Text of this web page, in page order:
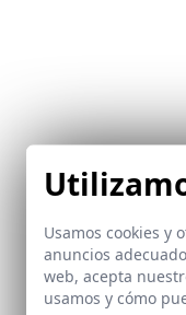
Usamos cookies y
anuncios
web, acepta
usamos y cómo